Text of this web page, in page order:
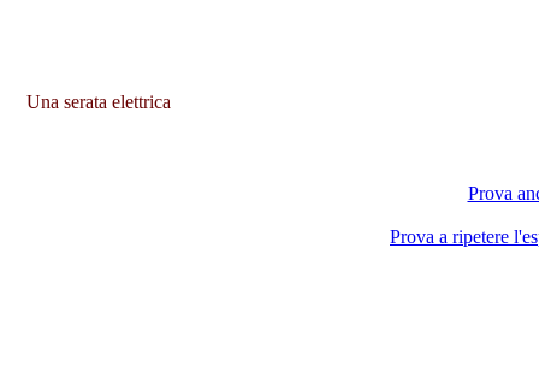
Prova
Prova a ripetere
Una serata elettrica